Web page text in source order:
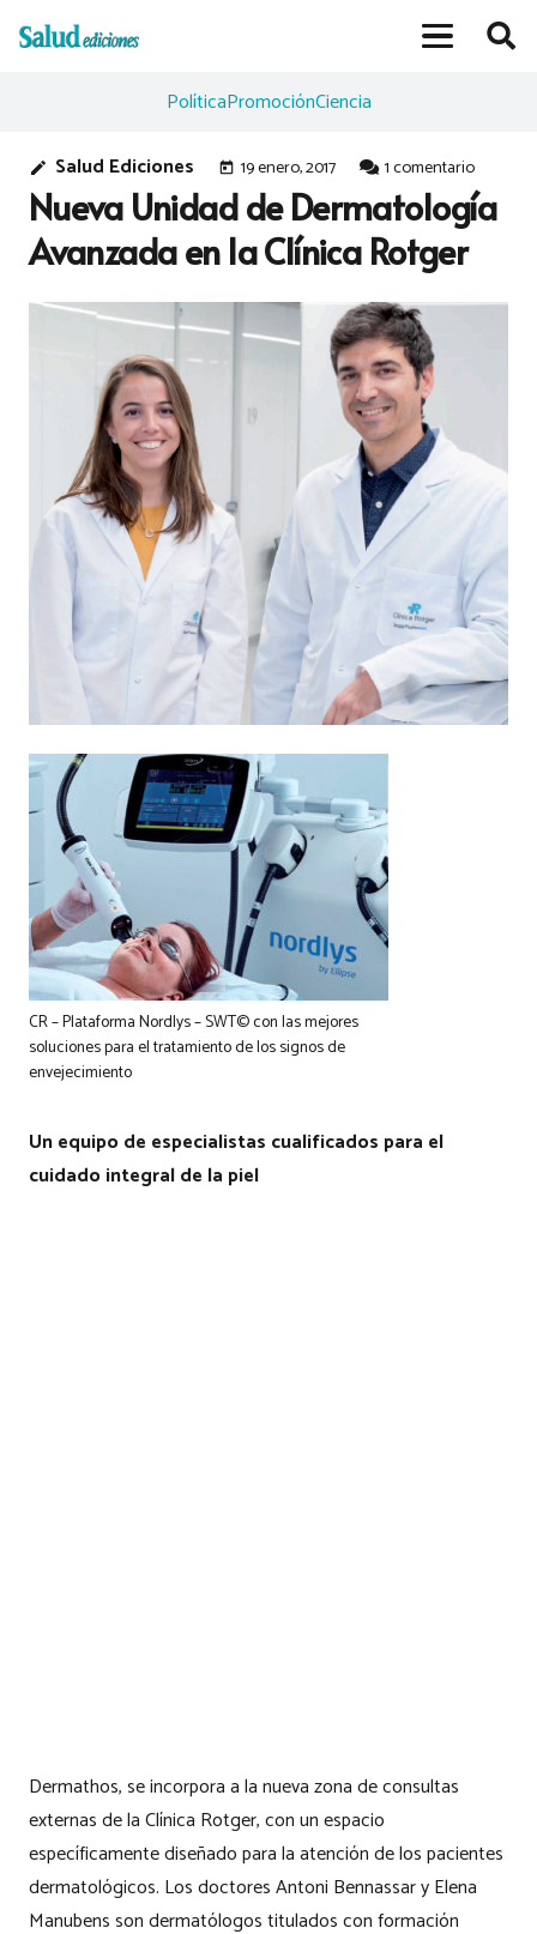
PolíticaPromociónCiencia
edit Salud Ediciones today 19 enero, 2017 1comentario
Nueva Unidad de Dermatología
Avanzada en la Clínica Rotger
CR – Plataforma Nordlys – SWT© con las mejores
soluciones para el tratamiento de los signos de
envejecimiento
Un equipo de especialistas cualificados para el
cuidado integral de la piel
Dermathos, se incorpora a la nueva zona de consultas
externas de la Clínica Rotger, con un espacio
específicamente diseñado para la atención de los pacientes
dermatológicos. Los doctores Antoni Bennassar y Elena
Manubens son dermatólogos titulados con formación